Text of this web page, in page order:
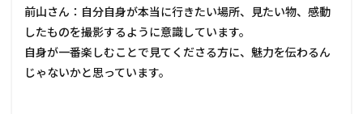
前山さん：自分自身が本当に行きたい場所、見たい物、感動
したものを撮影するように意識しています。
自身が一番楽しむことで見てくださる方に、魅力を伝わるん
じゃないかと思っています。